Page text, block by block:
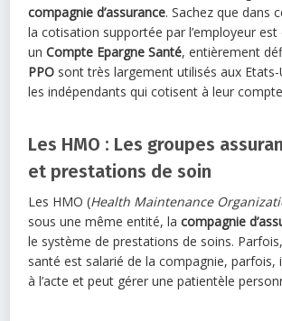
compagnie d’assurance. Sachez que dans
la cotisation supportée par l’employeur est
unCompte Epargne Santé, entièrement
PPO sont très largement utilisés aux
les indépendants qui cotisent à leur
Les HMO : Les groupes
et prestations de soin
Les HMO (Health Maintenance
sous une même entité, lacompagnie
le système de prestations de soins.
santé est salarié de la compagnie, parfois,
à l’acte et peut gérer une patientèle